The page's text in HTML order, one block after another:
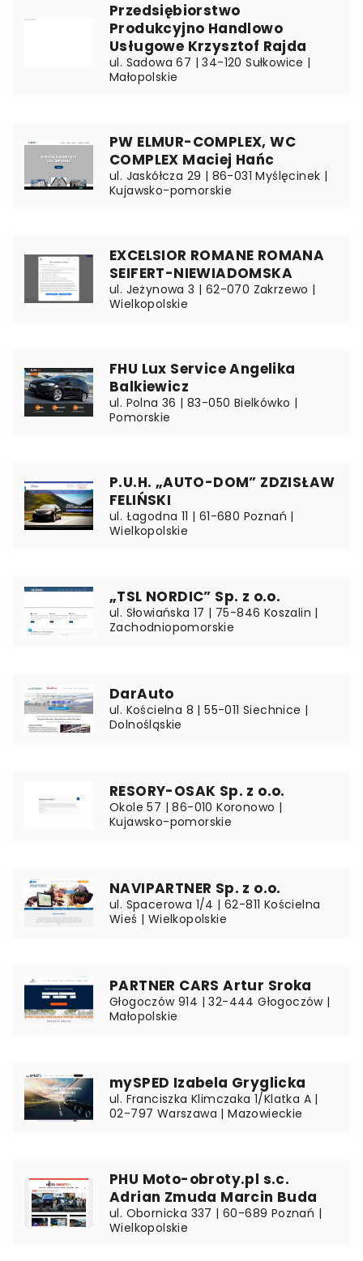
Przedsiębiorstwo
Produkcyjno Handlowo
Usługowe Krzysztof Rajda
ul. Sadowa 67 | 34-120 Sułkowice |
Małopolskie
PW ELMUR-COMPLEX, WC
COMPLEX Maciej Hańc
ul. Jaskółcza 29 | 86-031 Myślęcinek |
Kujawsko-pomorskie
EXCELSIOR ROMANE ROMANA
SEIFERT-NIEWIADOMSKA
ul. Jeżynowa 3 | 62-070 Zakrzewo |
Wielkopolskie
FHU Lux Service Angelika
Balkiewicz
ul. Polna 36 | 83-050 Bielkówko |
Pomorskie
P.U.H. „AUTO-DOM” ZDZISŁAW
FELIŃSKI
ul. Łagodna 11 | 61-680 Poznań |
Wielkopolskie
„TSL NORDIC” Sp. z o.o.
ul. Słowiańska 17 | 75-846 Koszalin |
Zachodniopomorskie
DarAuto
ul. Kościelna 8 | 55-011 Siechnice |
Dolnośląskie
RESORY-OSAK Sp. z o.o.
Okole 57 | 86-010 Koronowo |
Kujawsko-pomorskie
NAVIPARTNER Sp. z o.o.
ul. Spacerowa 1/4 | 62-811 Kościelna
Wieś | Wielkopolskie
PARTNER CARS Artur Sroka
Głogoczów 914 | 32-444 Głogoczów |
Małopolskie
mySPED Izabela Gryglicka
ul. Franciszka Klimczaka 1/Klatka A |
02-797 Warszawa | Mazowieckie
PHU Moto-obroty.pl s.c.
Adrian Zmuda Marcin Buda
ul. Obornicka 337 | 60-689 Poznań |
Wielkopolskie